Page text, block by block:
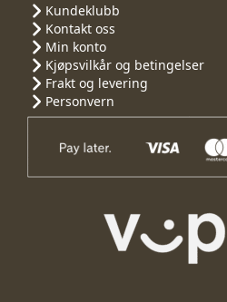
Kundeklubb
Kontakt oss
Min konto
Kjøpsvilkår og betingelser
Frakt og levering
Personvern